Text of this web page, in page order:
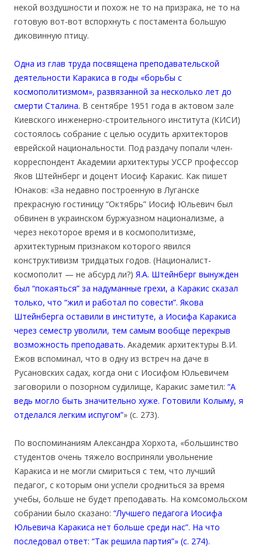
некой воздушности и похож не то на призрака, не то на
готовую вот-вот вспорхнуть с постамента большую
диковинную птицу.
Одна из глав труда посвящена преподавательской
деятельности Каракиса в годы «борьбы с
космополитизмом», развязанной за несколько лет до
смерти Сталина. В сентябре 1951 года в актовом зале
Киевского инженерно-строительного института (КИСИ)
состоялось собрание с целью осудить архитекторов
еврейской национальности. Под раздачу попали член-
корреспондент Академии архитектуры УССР профессор
Яков Штейнберг и доцент Иосиф Каракис. Как пишет
Юнаков: «За недавно построенную в Луганске
прекрасную гостиницу “Октябрь” Иосиф Юльевич был
обвинен в украинском буржуазном национализме, а
через некоторое время и в космополитизме,
архитектурным признаком которого явился
конструктивизм тридцатых годов. (Националист-
космополит — не абсурд ли?) Я.А. Штейнберг вынужден
был “покаяться” за надуманные грехи, а Каракис сказал
только, что “жил и работал по совести”. Якова
Штейнберга оставили в институте, а Иосифа Каракиса
через семестр уволили, тем самым вообще перекрыв
возможность преподавать. Академик архитектуры В.И.
Ежов вспоминал, что в одну из встреч на даче в
Русановских садах, когда они с Иосифом Юльевичем
заговорили о позорном судилище, Каракис заметил: “А
ведь могло быть значительно хуже. Готовили Колыму, я
отделался легким испугом”» (с. 273).
По воспоминаниям Александра Хорхота, «большинство
студентов очень тяжело восприняли увольнение
Каракиса и не могли смириться с тем, что лучший
педагог, с которым они успели сродниться за время
учебы, больше не будет преподавать. На комсомольском
собрании было сказано: “Лучшего педагога Иосифа
Юльевича Каракиса нет больше среди нас”. На что
последовал ответ: “Так решила партия”» (с. 274).